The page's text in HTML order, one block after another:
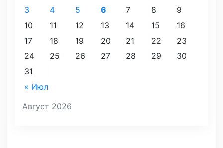
Август 2026
« Июл
3
4 5 6 7 8
9
10
11 12 13 14 15
16
17
18 19 20 21 22
23
24
25 26 27 28 29
30
31